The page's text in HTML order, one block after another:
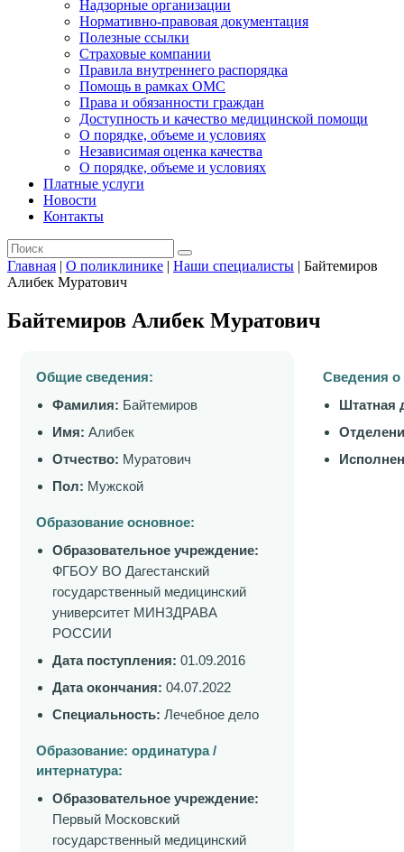
Надзорные организации
Нормативно-правовая документация
Полезные ссылки
Страховые компании
Правила внутреннего распорядка
Помощь в рамках ОМС
Права и обязанности граждан
Доступность и качество медицинской помощи
О порядке, объеме и условиях
Независимая оценка качества
О порядке, объеме и условиях
Платные услуги
Новости
Контакты
Главная | О поликлинике | Наши специалисты | Байтемиров
Алибек Муратович
Байтемиров Алибек Муратович
Общие сведения:
Фамилия: Байтемиров
Имя: Алибек
Отчество: Муратович
Пол: Мужской
Образование основное:
Образовательное учреждение:
ФГБОУ ВО Дагестанский
государственный медицинский
университет МИНЗДРАВА
РОССИИ
Дата поступления: 01.09.2016
Дата окончания: 04.07.2022
Специальность: Лечебное дело
Образование: ординатура /
интернатура:
Образовательное учреждение:
Первый Московский
государственный медицинский
Сведения
Штатная